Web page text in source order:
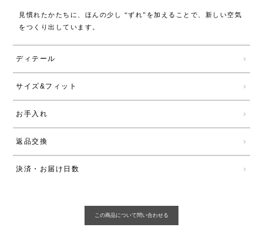
見慣れたかたちに、ほんの少し “ずれ”を加えることで、新しい空気
をつくり出しています。
ディテール
サイズ&フィット
お手入れ
返品交換
決済・お届け日数